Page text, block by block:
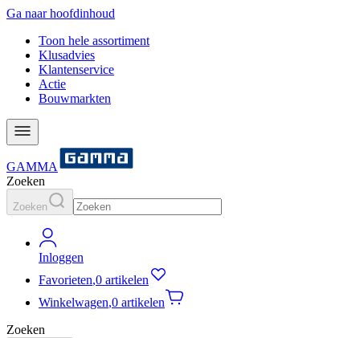
Ga naar hoofdinhoud
Toon hele assortiment
Klusadvies
Klantenservice
Actie
Bouwmarkten
GAMMA
Zoeken
Zoeken
Inloggen
Favorieten,0 artikelen
Winkelwagen,0 artikelen
Zoeken